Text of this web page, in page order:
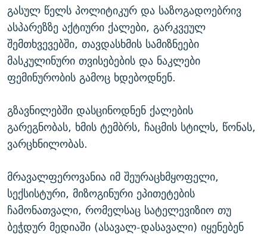
გასულ წელს პოლიტიკურ და საზოგადოებრივ
ასპარეზზე აქტიური ქალები, გარკვეულ
შემთხვევებში, თავდასხმის სამიზნეები
მასკულინური თვისებების და ნაკლები
ფემინურობის გამოც ხდებოდნენ.
გზავნილებში დასცინოდნენ ქალების
გარეგნობას, ხმის ტემბრს, ჩაცმის სტილს, წონას,
ვარცხნილობას.
მრავალფეროვანია იმ შეურაცხმყოფელი,
სექსისტური, მიზოგინური ეპითეტების
ჩამონათვალი, რომელსაც სატელევიზიო თუ
ბეჭდურ მედიაში (ასავალ-დასავალი) იყენებენ